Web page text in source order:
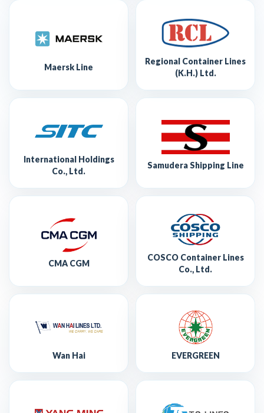
Maersk Line
Regional Container Lines
(K.H.) Ltd.
International Holdings
Co., Ltd.
Samudera Shipping Line
CMA CGM
COSCO Container Lines
Co., Ltd.
Wan Hai EVERGREEN